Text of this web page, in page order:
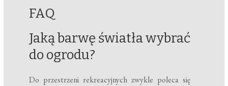
FAQ
Jaką barwę światła wybrać
do ogrodu?
Do przestrzeni rekreacyjnych zwykle poleca się